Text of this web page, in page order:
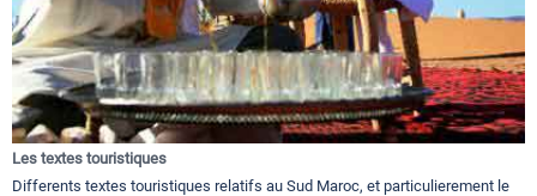
Les textes touristiques
Differents textes touristiques relatifs au Sud Maroc, et particulierement le